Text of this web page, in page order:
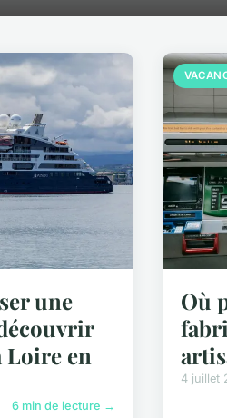
une
Loire en
6 min de lecture →
Où
4 juillet